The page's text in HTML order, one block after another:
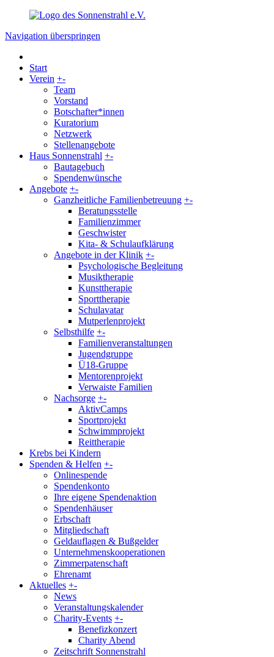
Navigation überspringen
Start
Verein +-
Team
Vorstand
Botschafter*innen
Kuratorium
Netzwerk
Stellenangebote
Haus Sonnenstrahl +-
Bautagebuch
Spendenwünsche
Angebote +-
Ganzheitliche Familienbetreuung +-
Beratungsstelle
Familienzimmer
Geschwister
Kita- & Schulaufklärung
Angebote in der Klinik +-
Psychologische Begleitung
Musiktherapie
Kunsttherapie
Sporttherapie
Schulavatar
Mutperlenprojekt
Selbsthilfe +-
Familienveranstaltungen
Jugendgruppe
Ü18-Gruppe
Mentorenprojekt
Verwaiste Familien
Nachsorge +-
AktivCamps
Sportprojekt
Schwimmprojekt
Reittherapie
Krebs bei Kindern
Spenden & Helfen +-
Onlinespende
Spendenkonto
Ihre eigene Spendenaktion
Spendenhäuser
Erbschaft
Mitgliedschaft
Geldauflagen & Bußgelder
Unternehmenskooperationen
Zimmerpatenschaft
Ehrenamt
Aktuelles +-
News
Veranstaltungskalender
Charity-Events +-
Benefizkonzert
Charity Abend
Zeitschrift Sonnenstrahl